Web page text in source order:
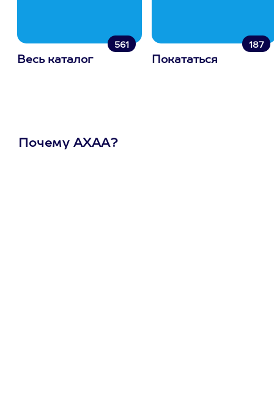
561
Весь каталог
187
Покататься
Почему АХАА?